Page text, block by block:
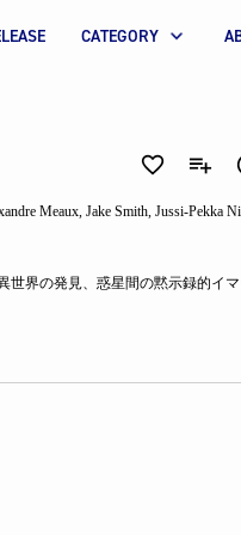
CATEGORY
Meaux, Jake Smith, Jussi-Pekka